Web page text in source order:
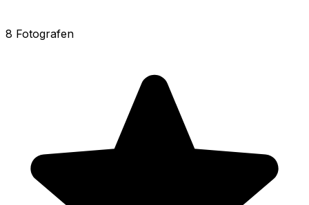
8 Fotografen